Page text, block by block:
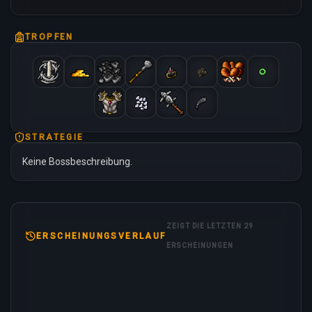
TROPFEN
STRATEGIE
Keine Bossbeschreibung.
ERSCHEINUNGSVERLAUF
ZEIGT DIE LETZTEN 29
ERSCHEINUNGEN